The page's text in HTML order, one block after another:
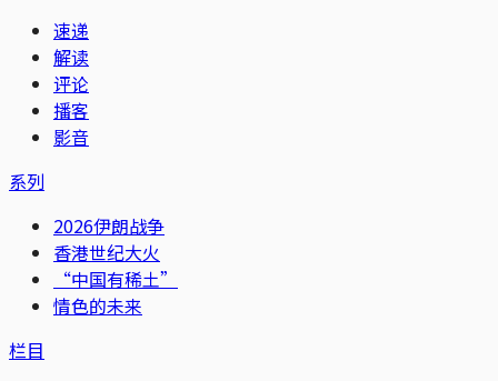
速递
解读
评论
播客
影音
系列
2026伊朗战争
香港世纪大火
“中国有稀土”
情色的未来
栏目